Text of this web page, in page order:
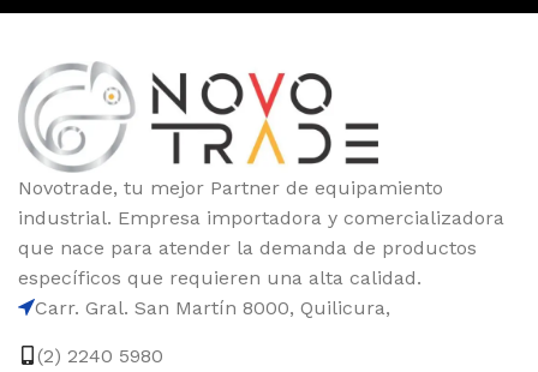
Novotrade, tu mejor Partner de equipamiento
industrial. Empresa importadora y comercializadora
que nace para atender la demanda de productos
específicos que requieren una alta calidad.
Carr. Gral. San Martín 8000, Quilicura,
(2) 2240 5980